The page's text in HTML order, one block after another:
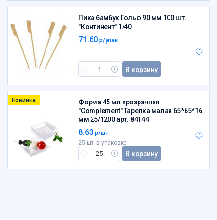
Пика бамбук Гольф 90 мм 100 шт.
"Континент" 1/40
71.60 р/упак
В корзину
Форма 45 мл прозрачная
"Complement" Тарелка малая 65*65*16
мм 25/1200 арт. 84144
Новинка
8.63 р/шт
25 шт. в упаковке
В корзину